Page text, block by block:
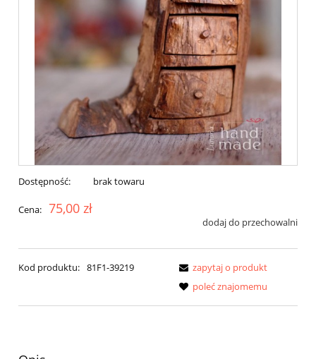
Dostępność: brak towaru
Cena: 75,00 zł
dodaj do przechowalni
Kod produktu: 81F1-39219
zapytaj o produkt
poleć znajomemu